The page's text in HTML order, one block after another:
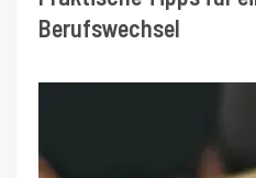
Berufswechsel